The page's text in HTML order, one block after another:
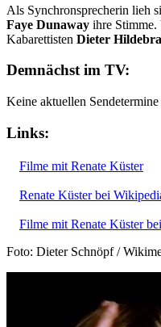
Als Synchronsprecherin lieh
Faye Dunaway ihre Stimme.
Kabarettisten Dieter
Demnächst im TV:
Keine aktuellen
Links:
Filme mit Renate Küster
Renate Küster bei
Filme mit Renate Küster
Foto: Dieter Schnöpf /